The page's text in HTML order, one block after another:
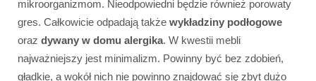
mikroorganizmom. Nieodpowiedni będzie również porowaty
gres. Całkowicie odpadają także wykładziny podłogowe
oraz dywany w domu alergika. W kwestii mebli
najważniejszy jest minimalizm. Powinny być bez zdobień,
gładkie, a wokół nich nie powinno znajdować się zbyt dużo